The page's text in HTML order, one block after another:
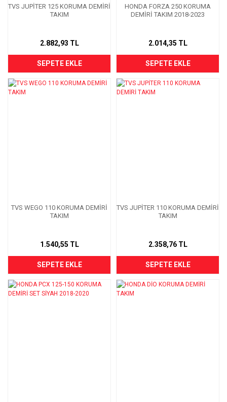
TVS JUPİTER 125 KORUMA DEMİRİ
TAKIM
2.882,93 TL
SEPETE EKLE
HONDA FORZA 250 KORUMA
DEMİRİ TAKIM 2018-2023
2.014,35 TL
SEPETE EKLE
TVS WEGO 110 KORUMA DEMİRİ
TAKIM
1.540,55 TL
SEPETE EKLE
TVS JUPİTER 110 KORUMA DEMİRİ
TAKIM
2.358,76 TL
SEPETE EKLE